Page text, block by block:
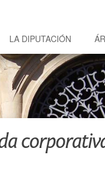
LA DIPUTACIÓN